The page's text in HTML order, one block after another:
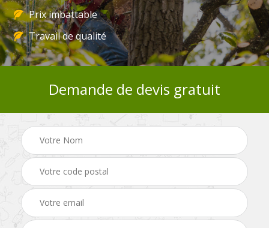
Prix imbattable
Travail de qualité
Demande de devis gratuit